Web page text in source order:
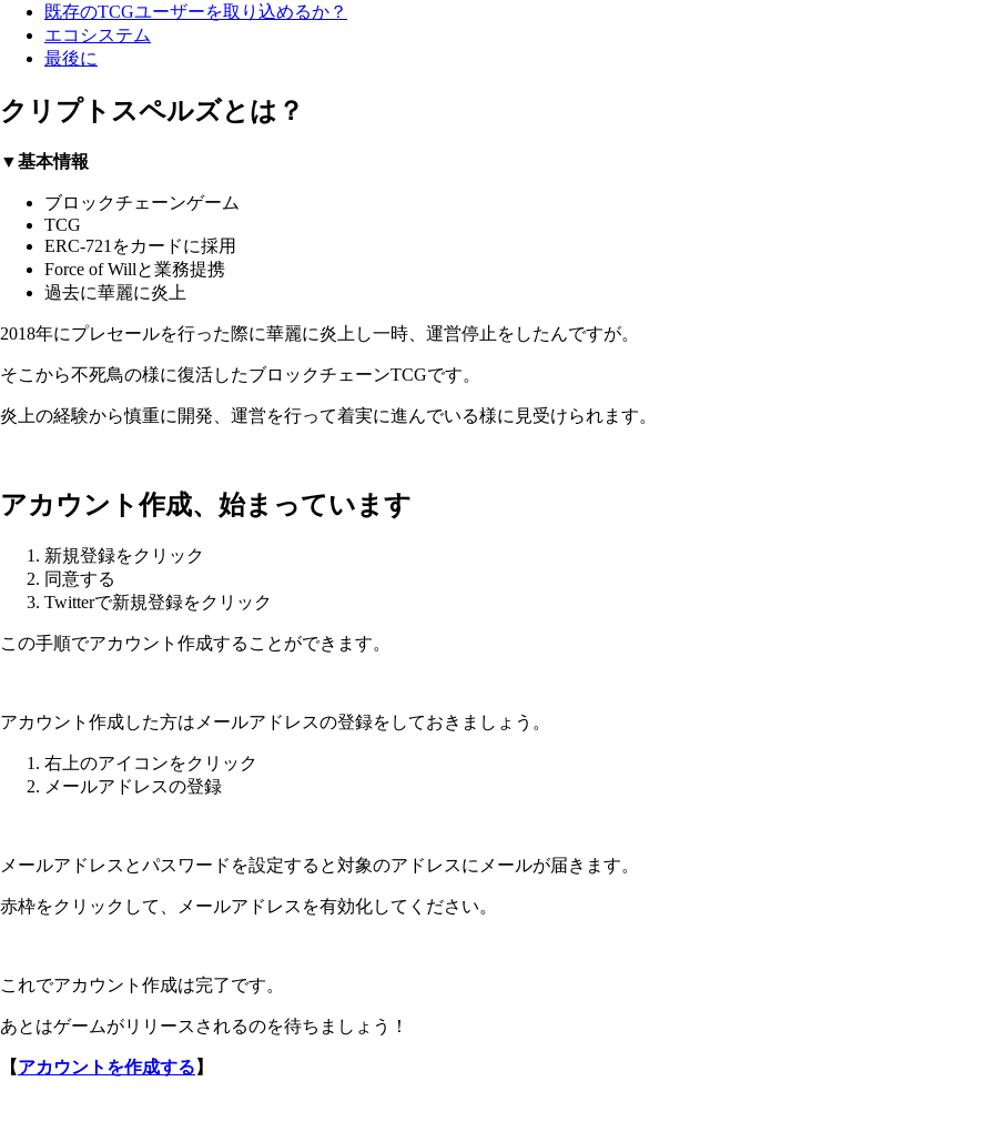
既存のTCGユーザーを取り込めるか？
エコシステム
最後に
クリプトスペルズとは？
▼基本情報
ブロックチェーンゲーム
TCG
ERC-721をカードに採用
Force of Willと業務提携
過去に華麗に炎上
2018年にプレセールを行った際に華麗に炎上し一時、運営停止をしたんですが。
そこから不死鳥の様に復活したブロックチェーンTCGです。
炎上の経験から慎重に開発、運営を行って着実に進んでいる様に見受けられます。
アカウント作成、始まっています
新規登録をクリック
同意する
Twitterで新規登録をクリック
この手順でアカウント作成することができます。
アカウント作成した方はメールアドレスの登録をしておきましょう。
右上のアイコンをクリック
メールアドレスの登録
メールアドレスとパスワードを設定すると対象のアドレスにメールが届きます。
赤枠をクリックして、メールアドレスを有効化してください。
これでアカウント作成は完了です。
あとはゲームがリリースされるのを待ちましょう！
【アカウントを作成する 】